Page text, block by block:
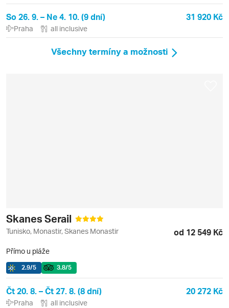
So 26. 9. – Ne 4. 10. (9 dní) 31 920 Kč
Praha all inclusive
Všechny termíny a možnosti
Skanes Serail
Tunisko, Monastir, Skanes Monastir od 12 549 Kč
Přímo u pláže
2.9/5 3.8/5
Čt 20. 8. – Čt 27. 8. (8 dní) 20 272 Kč
Praha all inclusive